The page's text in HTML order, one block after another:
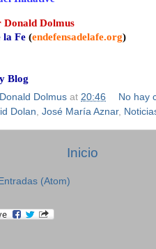
Dolmus
la Fe (endefensadelafe.org)
Blog
Donald Dolmus at 20:46
No hay
Dolan, José María Aznar,
Inicio
Entradas (Atom)